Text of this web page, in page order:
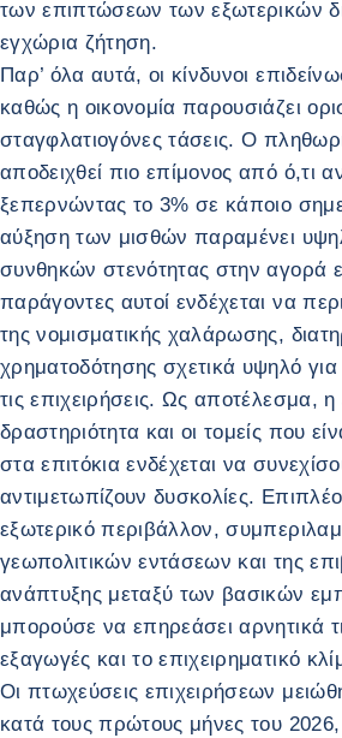
των επιπτώσεων των εξωτερικών
εγχώρια ζήτηση.
Παρ’ όλα αυτά, οι κίνδυνοι
καθώς η οικονομία παρουσιάζει
σταγφλατιογόνες τάσεις. Ο
αποδειχθεί πιο επίμονος από ό,τι
ξεπερνώντας το 3% σε κάποιο
αύξηση των μισθών παραμένει
συνθηκών στενότητας στην αγορά
παράγοντες αυτοί ενδέχεται να
της νομισματικής χαλάρωσης,
χρηματοδότησης σχετικά υψηλό για
τις επιχειρήσεις. Ως αποτέλεσμα, η
δραστηριότητα και οι τομείς που
στα επιτόκια ενδέχεται να
αντιμετωπίζουν δυσκολίες.
εξωτερικό περιβάλλον,
γεωπολιτικών εντάσεων και της
ανάπτυξης μεταξύ των βασικών
μπορούσε να επηρεάσει αρνητικά
εξαγωγές και το επιχειρηματικό
Οι πτωχεύσεις επιχειρήσεων
κατά τους πρώτους μήνες του